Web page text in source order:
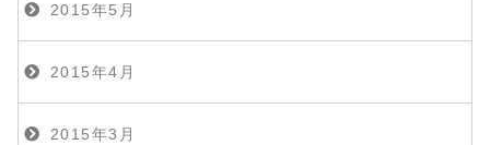
2015年5月
2015年4月
2015年3月